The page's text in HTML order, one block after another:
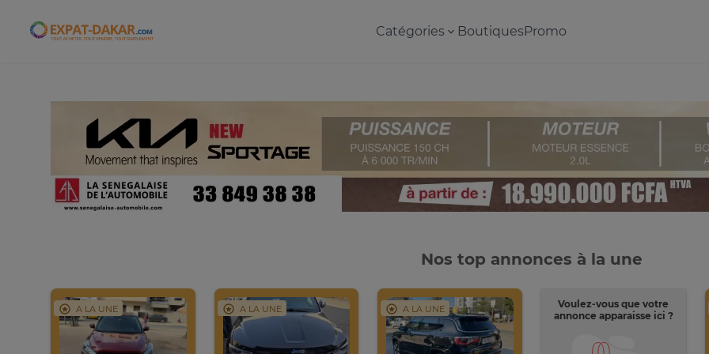
Expat-Dakar Catégories BoutiquesPromo
Nos top annonces à la une
A LA UNE A LA UNE A LA UNE
Voulez-vous que votre
annonce apparaisse ici ?